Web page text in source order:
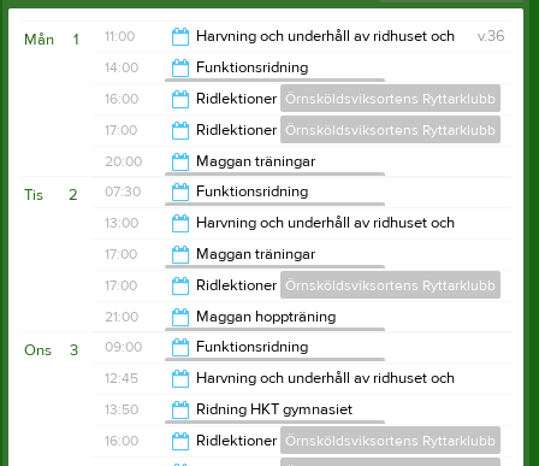
1
Mån v.36
11:00
Harvning och underhåll av ridhuset och
utebanor sommartid
Örnsköldsviksortens Ryttarklubb
12:00
14:00
Funktionsridning
Örnsköldsviksortens Ryttarklubb
14:40
16:00 Ridlektioner Örnsköldsviksortens Ryttarklubb
20:00
17:00 Ridlektioner Örnsköldsviksortens Ryttarklubb
21:00
20:00
Maggan träningar
Örnsköldsviksortens Ryttarklubb
22:00
2
Tis 07:30
Funktionsridning
Örnsköldsviksortens Ryttarklubb
09:30
13:00
Harvning och underhåll av ridhuset och
utebanor sommartid
Örnsköldsviksortens Ryttarklubb
14:00
17:00
Maggan träningar
Örnsköldsviksortens Ryttarklubb
21:00
17:00 Ridlektioner Örnsköldsviksortens Ryttarklubb
21:00
21:00
Maggan hoppträning
Örnsköldsviksortens Ryttarklubb
22:00
3
Ons 09:00
Funktionsridning
Örnsköldsviksortens Ryttarklubb
10:30
12:45
Harvning och underhåll av ridhuset och
utebanor sommartid
Örnsköldsviksortens Ryttarklubb
13:45
13:50
Ridning HKT gymnasiet
Örnsköldsviksortens Ryttarklubb
16:00 Ridlektioner Örnsköldsviksortens Ryttarklubb